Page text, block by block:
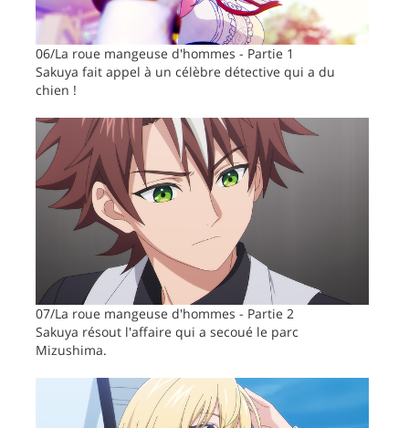
06/La roue mangeuse d'hommes - Partie 1
Sakuya fait appel à un célèbre détective qui a du
chien !
07/La roue mangeuse d'hommes - Partie 2
Sakuya résout l'affaire qui a secoué le parc
Mizushima.